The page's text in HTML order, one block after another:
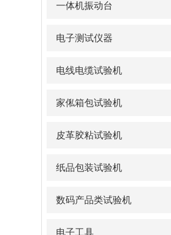
一体机振动台
电子测试仪器
电线电缆试验机
家俬箱包试验机
皮革胶粘试验机
纸品包装试验机
数码产品类试验机
电子工具